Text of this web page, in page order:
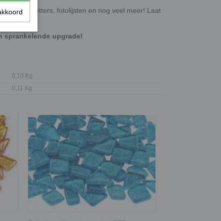
onderzetters, fotolijsten en nog veel meer! Laat
sprankelende upgrade!
0,10 Kg
0,11 Kg